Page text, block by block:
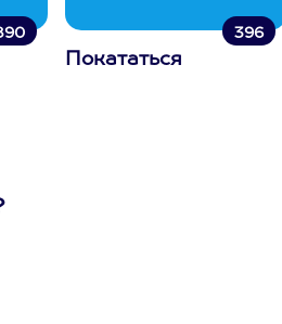
396
Покататься